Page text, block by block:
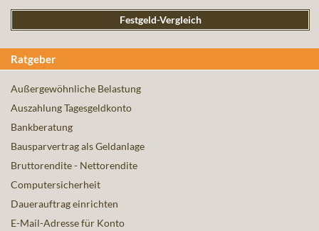
Festgeld-Vergleich
Ratgeber
Außergewöhnliche Belastung
Auszahlung Tagesgeldkonto
Bankberatung
Bausparvertrag als Geldanlage
Bruttorendite - Nettorendite
Computersicherheit
Dauerauftrag einrichten
E-Mail-Adresse für Konto